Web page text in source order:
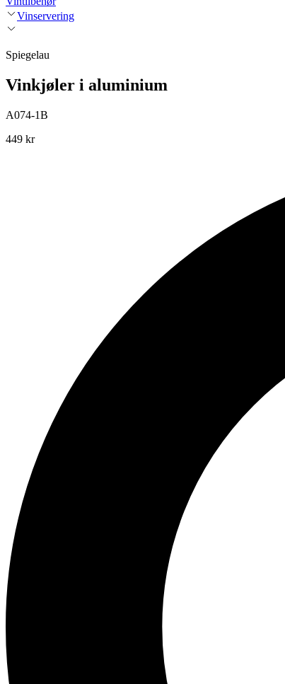
Vinservering
Spiegelau
Vinkjøler i aluminium
A074-1B
449 kr